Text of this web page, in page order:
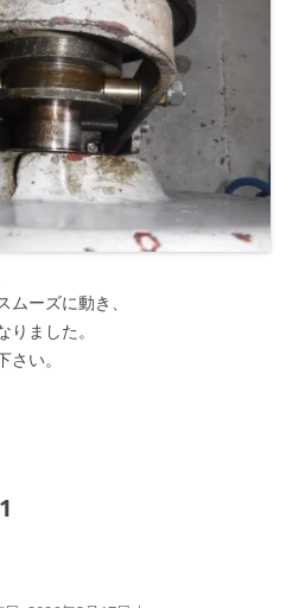
ーズに動き、
ました。
い。